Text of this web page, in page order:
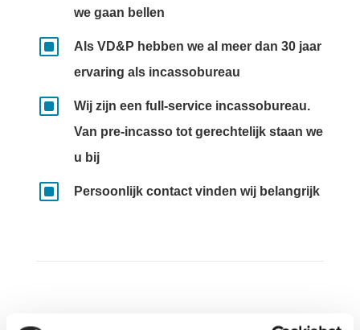
we gaan bellen
W
Als VD&P hebben we al meer dan 30 jaar
ervaring als incassobureau
W
Wij zijn een full-service incassobureau.
Van pre-incasso tot gerechtelijk staan we
u bij
W Persoonlijk contact vinden wij belangrijk